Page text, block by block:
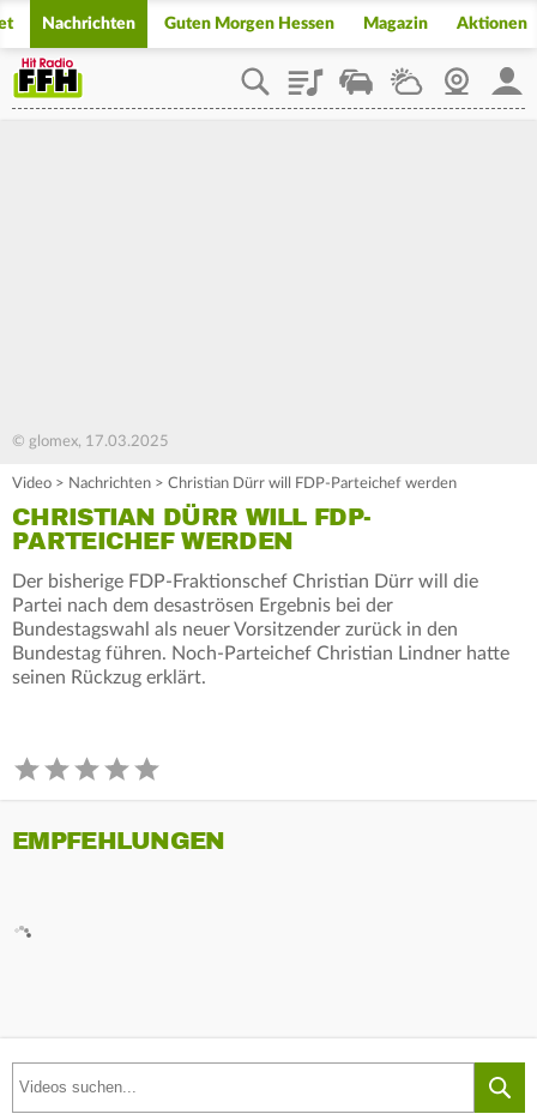
Nachrichten Guten Morgen Hessen Magazin Aktionen
PlaylistStaupilotWetterWebcam
© glomex, 17.03.2025
Video > Nachrichten > Christian Dürr will FDP-Parteichef werden
CHRISTIAN DÜRR WILL FDP-
PARTEICHEF WERDEN
Der bisherige FDP-Fraktionschef Christian Dürr will die
Partei nach dem desaströsen Ergebnis bei der
Bundestagswahl als neuer Vorsitzender zurück in den
Bundestag führen. Noch-Parteichef Christian Lindner hatte
seinen Rückzug erklärt.
EMPFEHLUNGEN